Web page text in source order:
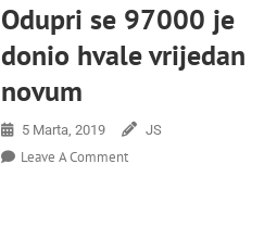
Odupri se 97000 je
donio hvale vrijedan
novum
5 Marta, 2019 JS
Leave A CommentOn